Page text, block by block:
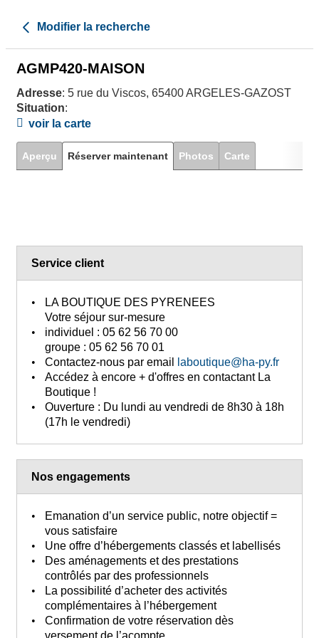
Modifier la recherche
AGMP420-MAISON
Adresse: 5 rue du Viscos, 65400 ARGELES-GAZOST
Situation:
voir la carte
Aperçu Réserver maintenant Photos Carte
Service client
LA BOUTIQUE DES PYRENEES
Votre séjour sur-mesure
individuel :05 62 56 70 00
groupe :05 62 56 70 01
Contactez-nous par email
laboutique@ha-py.fr
Accédez à encore + d'offres en contactant La
Boutique !
Ouverture : Du lundi au vendredi de 8h30 à 18h
(17h le vendredi)
Nos engagements
Emanation d’un service public, notre objectif =
vous satisfaire
Une offre d’hébergements classés et labellisés
Des aménagements et des prestations
contrôlés par des professionnels
La possibilité d’acheter des activités
complémentaires à l’hébergement
Confirmation de votre réservation dès
versement de l’acompte